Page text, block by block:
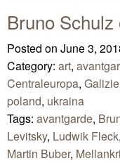
Bruno
Posted on June 3,
Category: art,
Centraleuropa,
poland, ukraina
Tags: avantgarde,
Levitsky, Ludwik Fleck,
Martin Buber,